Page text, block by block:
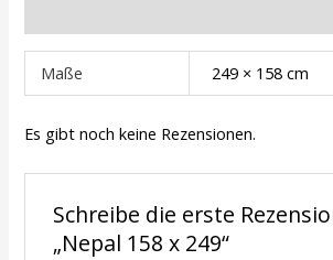
Maße 249 × 158 cm
Es gibt noch keine Rezensionen.
Schreibe die erste
„Nepal 158 x 249“